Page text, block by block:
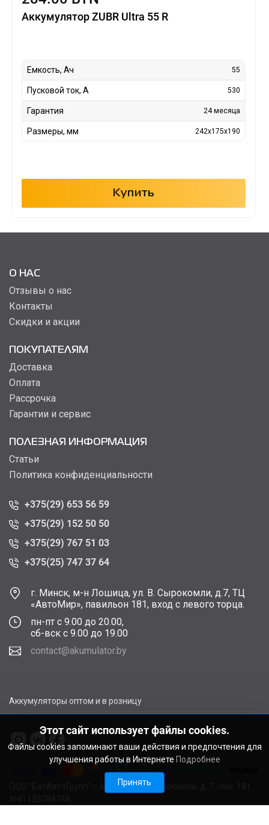
Аккумулятор ZUBR Ultra 55 R
Емкость, Ач 55
Пусковой ток, А 530
Гарантия 24 месяца
Размеры, мм 242x175x190
Купить
О НАС
Отзывы о нас
Контакты
Скидки и акции
ПОКУПАТЕЛЯМ
Доставка
Оплата
Рассрочка
Гарантии и сервис
ПОЛЕЗНАЯ ИНФОРМАЦИЯ
Статьи
Политика конфиденциальности
+375(29) 653 56 59
+375(29) 152 50 50
+375(29) 767 51 03
+375(25) 747 37 64
г. Минск, м-н Лошица, ул. В. Сырокомли, д.7, ТЦ
«АвтоМир», павильон 181, вход с левого торца.
пн-пт с 9.00 до 20.00,
сб-вск с 9.00 до 19.00
contact@akumulator.by
Аккумуляторы оптом и в розницу
ООО "БатАвтоГрупп" г. Минск, ул. В. Сырокомли, д. 7, пом. 181
Этот сайт использует файлы cookies.
Файлы cookies запоминают ваши действия и предпочтения для
улучшения работы в Интернете Подробнее
Принять